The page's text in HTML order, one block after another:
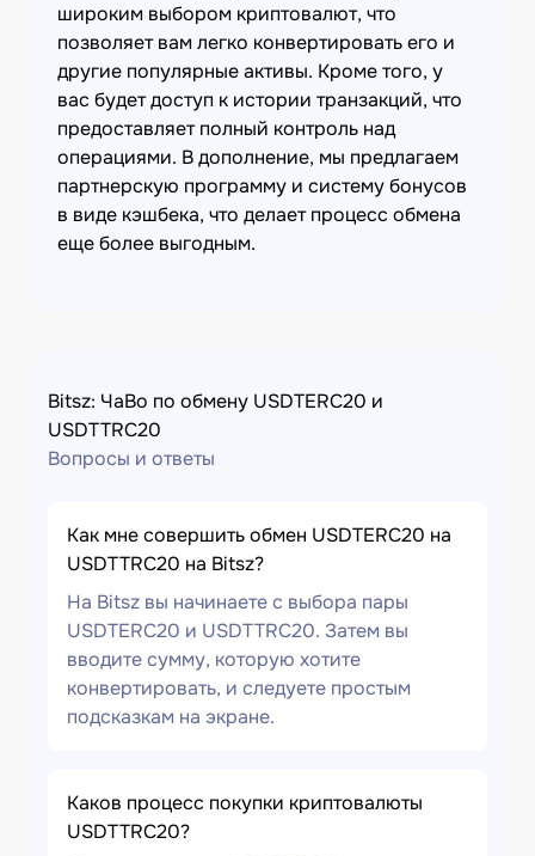
широким выбором криптовалют, что
позволяет вам легко конвертировать его и
другие популярные активы. Кроме того, у
вас будет доступ к истории транзакций, что
предоставляет полный контроль над
операциями. В дополнение, мы предлагаем
партнерскую программу и систему бонусов
в виде кэшбека, что делает процесс обмена
еще более выгодным.
Bitsz: ЧаВо по обмену USDTERC20 и
USDTTRC20
Вопросы и ответы
Как мне совершить обмен USDTERC20 на
USDTTRC20 на Bitsz?
На Bitsz вы начинаете с выбора пары
USDTERC20 и USDTTRC20. Затем вы
вводите сумму, которую хотите
конвертировать, и следуете простым
подсказкам на экране.
Каков процесс покупки криптовалюты
USDTTRC20?